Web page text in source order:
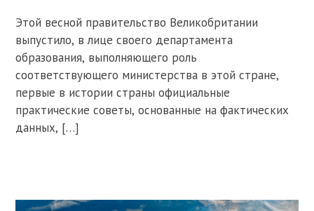
Этой весной правительство Великобритании
выпустило, в лице своего департамента
образования, выполняющего роль
соответствующего министерства в этой стране,
первые в истории страны официальные
практические советы, основанные на фактических
данных, […]